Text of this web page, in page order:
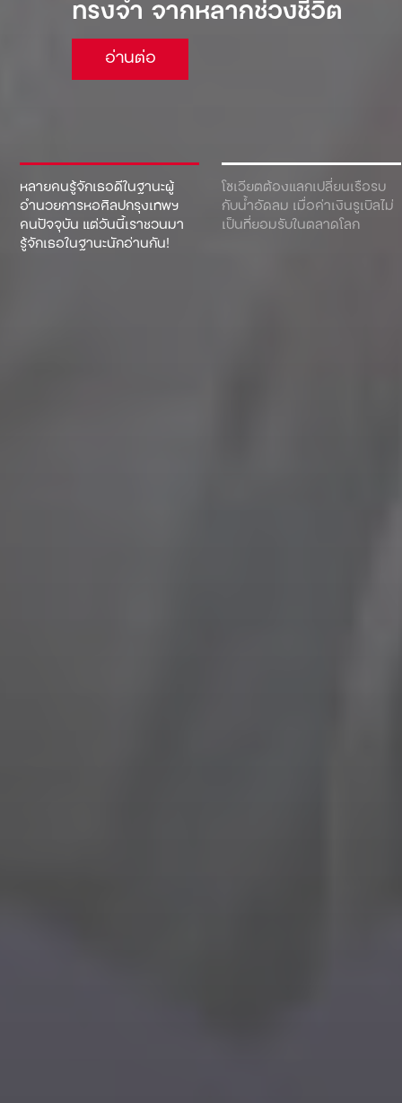
หลายคนรู้จักเธอดีในฐานะผู้
อำนวยการหอศิลปกรุงเทพฯ
คนปัจจุบัน แต่วันนี้เราชวนมา
รู้จักเธอในฐานะนักอ่านกัน!
โซเวียตต้องแลกเปลี่ยนเรือรบ
กับน้ำอัดลม เมื่อค่าเงินรูเบิลไม่
เป็นที่ยอมรับในตลาดโลก
ทรงจำ จากหลากช่วงชีวิต
อ่านต่อ